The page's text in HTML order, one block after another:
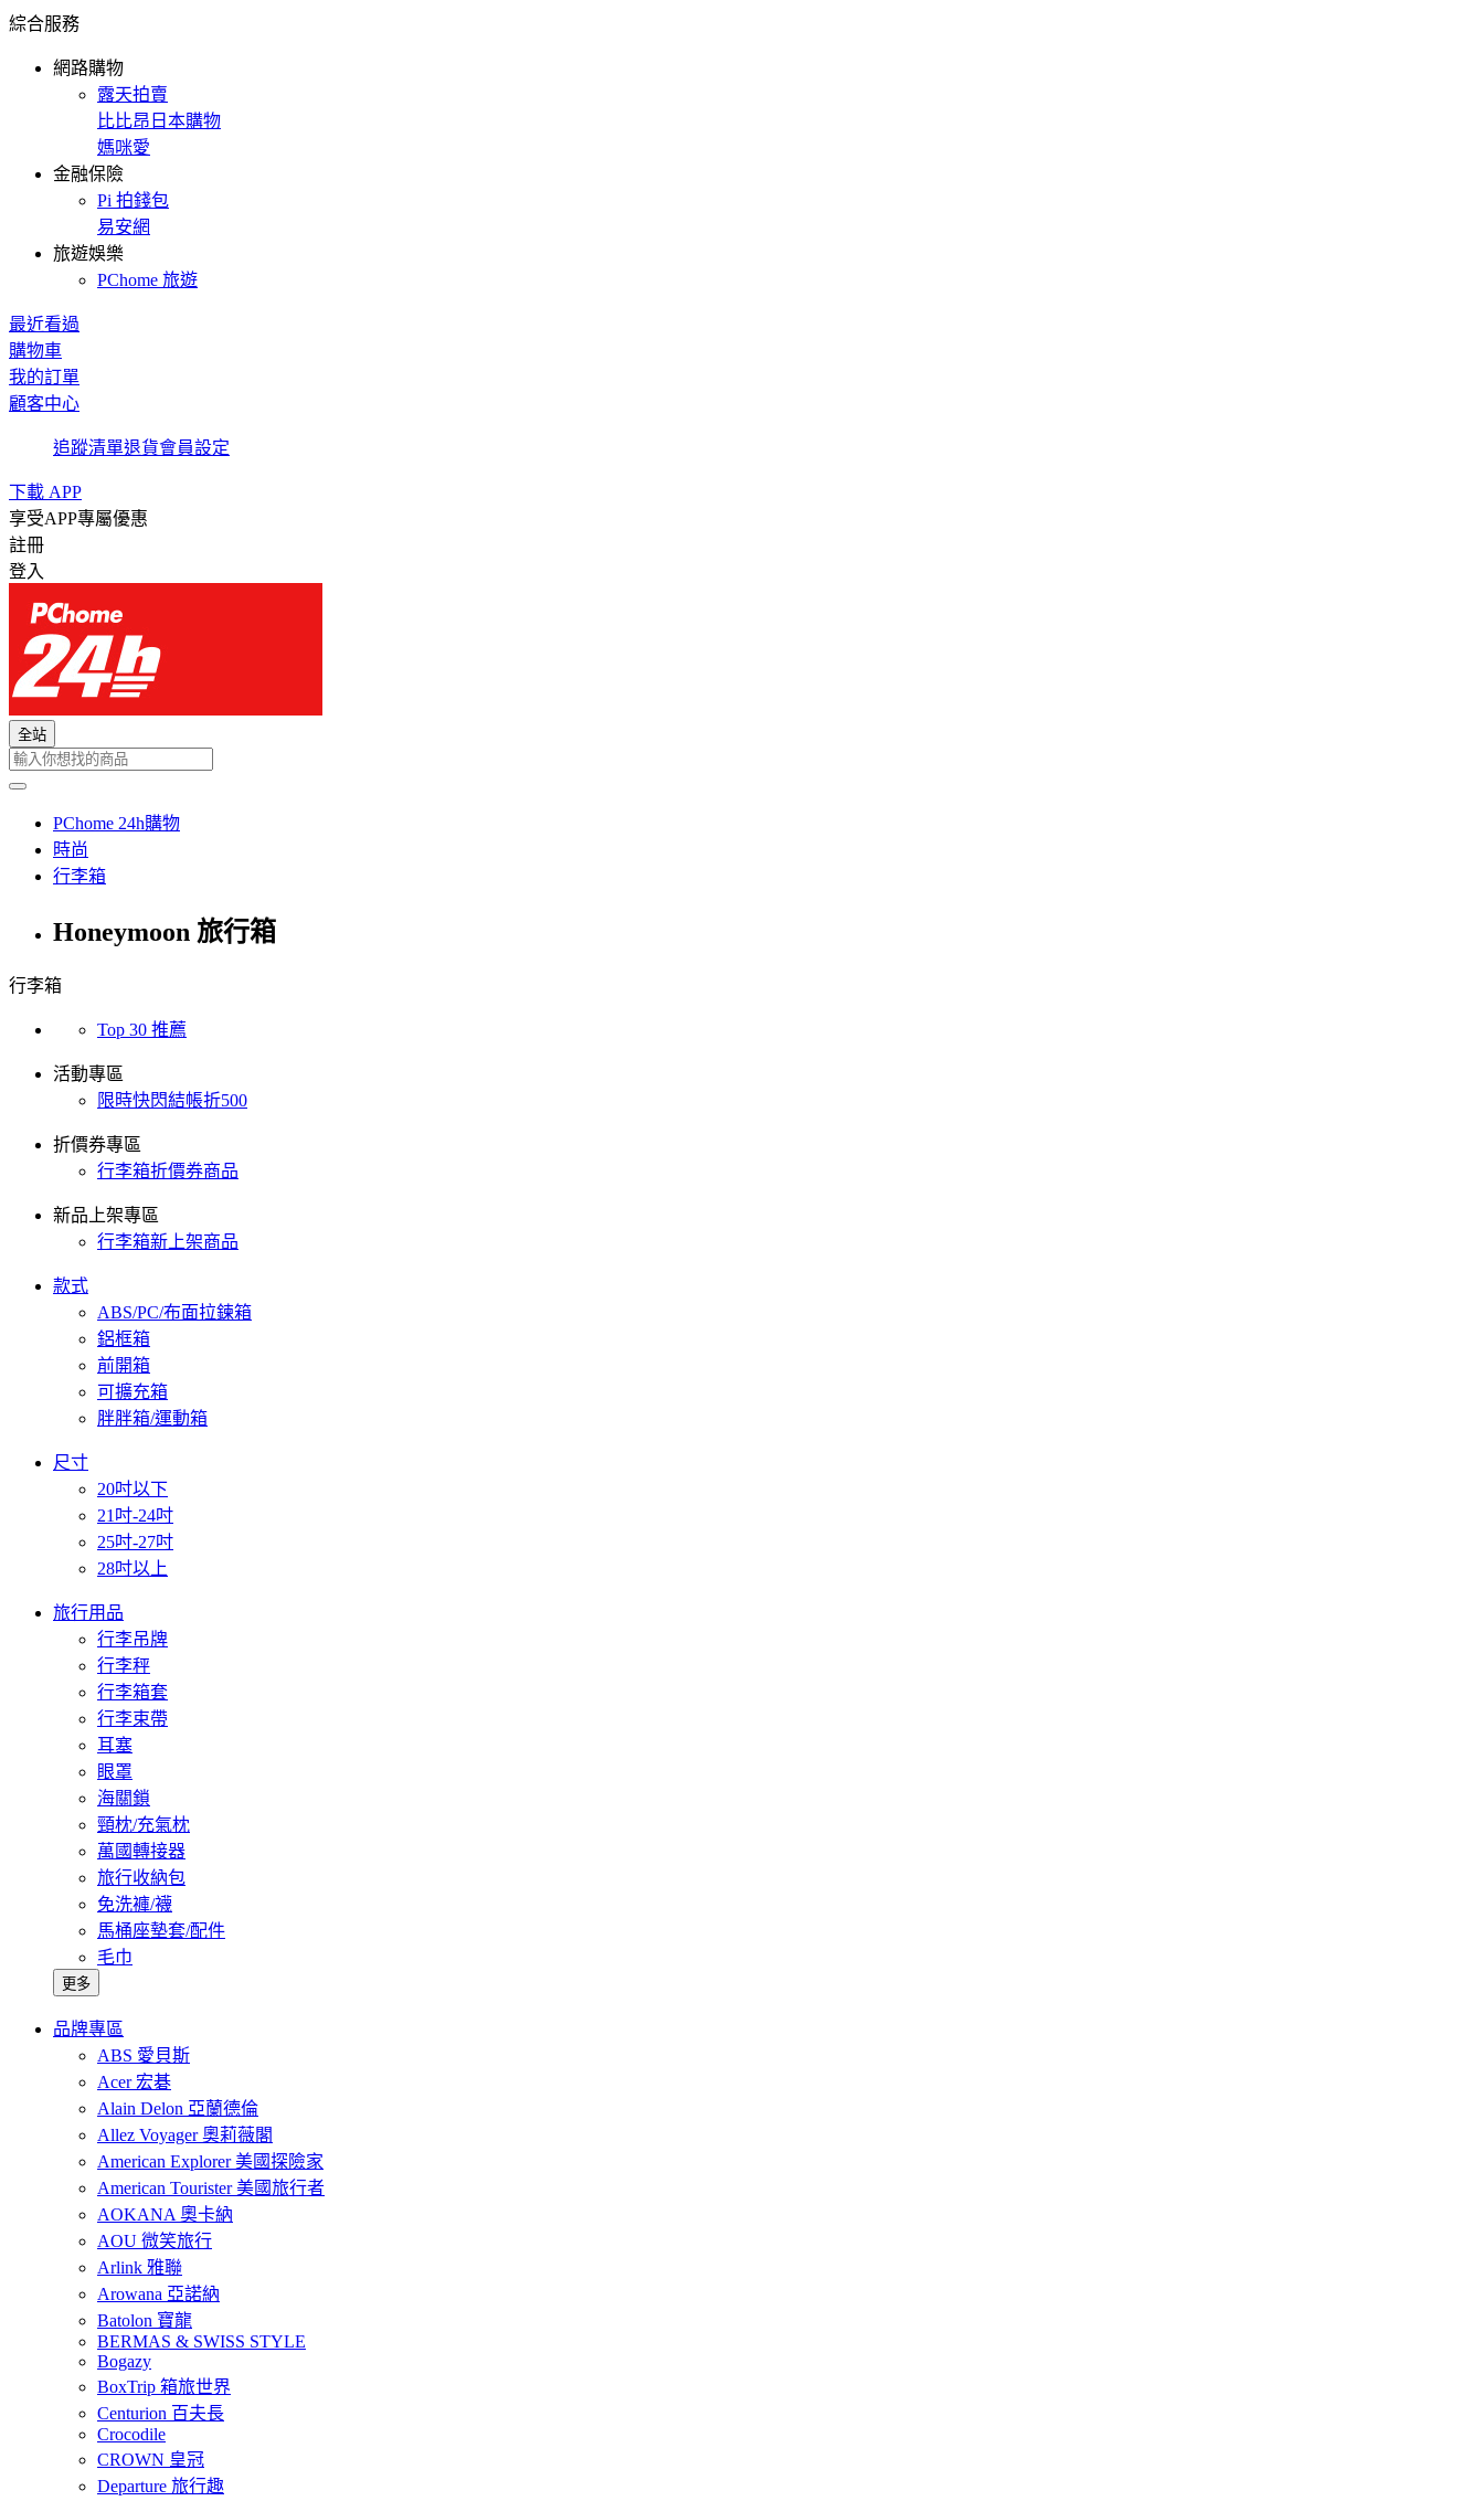
綜合服務
網路購物
露天拍賣
比比昂日本購物
媽咪愛
金融保險
Pi 拍錢包
易安網
旅遊娛樂
PChome 旅遊
最近看過
購物車
我的訂單
顧客中心
追蹤清單退貨會員設定
下載 APP
享受APP專屬優惠
註冊
登入
全站
PChome 24h購物
時尚
行李箱
Honeymoon 旅行箱
行李箱
Top 30 推薦
活動專區
限時快閃結帳折500
折價券專區
行李箱折價券商品
新品上架專區
行李箱新上架商品
款式
ABS/PC/布面拉鍊箱
鋁框箱
前開箱
可擴充箱
胖胖箱/運動箱
尺寸
20吋以下
21吋-24吋
25吋-27吋
28吋以上
旅行用品
行李吊牌
行李秤
行李箱套
行李束帶
耳塞
眼罩
海關鎖
頸枕/充氣枕
萬國轉接器
旅行收納包
免洗褲/襪
馬桶座墊套/配件
毛巾
更多
品牌專區
ABS 愛貝斯
Acer 宏碁
Alain Delon 亞蘭德倫
Allez Voyager 奧莉薇閣
American Explorer 美國探險家
American Tourister 美國旅行者
AOKANA 奧卡納
AOU 微笑旅行
Arlink 雅聯
Arowana 亞諾納
Batolon 寶龍
BERMAS & SWISS STYLE
Bogazy
BoxTrip 箱旅世界
Centurion 百夫長
Crocodile
CROWN 皇冠
Departure 旅行趣